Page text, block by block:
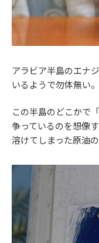
アラビア半島のエナ
いるようで勿体無い。
この半島のどこかで
争っているのを想像
溶けてしまった原油